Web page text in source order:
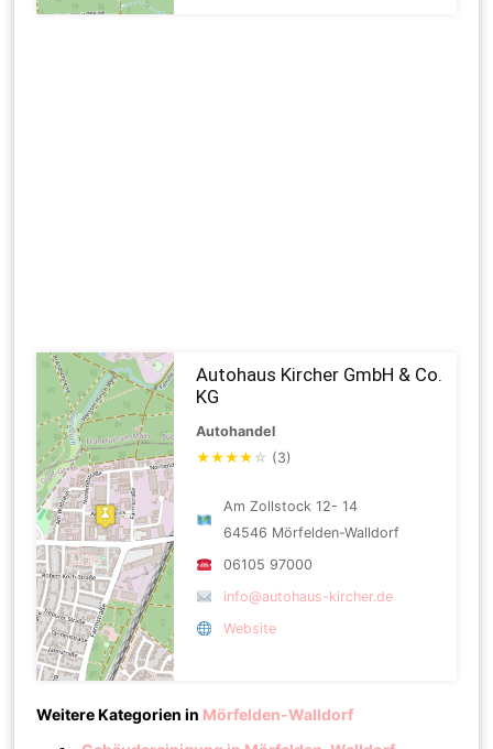
Autohaus Kircher GmbH & Co.
KG
Autohandel
★★★★ ☆ (3)
Am Zollstock 12- 14
64546 Mörfelden-Walldorf
06105 97000
info@autohaus-kircher.de
Website
Weitere Kategorien in Mörfelden-Walldorf